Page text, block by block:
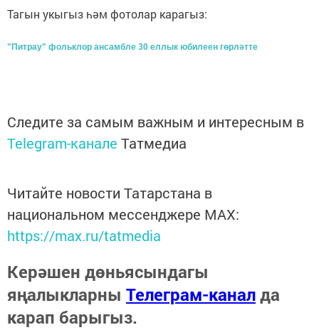
Тагын укыгыз һәм фотолар карагыз:
"Питрау" фольклор ансамбле 30 еллык юбилеен гөрләтте
Следите за самым важным и интересным в
Telegram-канале Татмедиа
Читайте новости Татарстана в
национальном мессенджере MАХ:
https://max.ru/tatmedia
Керәшен дөньясындагы
яңалыкларны Телеграм-каналда
карап барыгыз.